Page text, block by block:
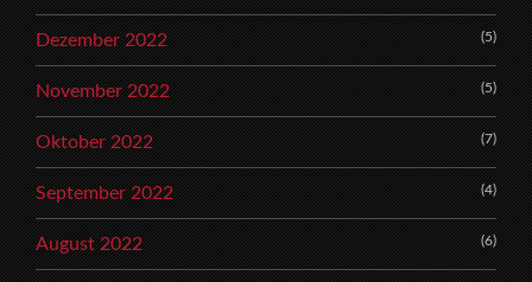
Dezember 2022 (5)
November 2022 (5)
Oktober 2022 (7)
September 2022 (4)
August 2022 (6)